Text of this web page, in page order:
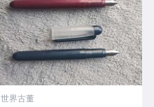
世界古董